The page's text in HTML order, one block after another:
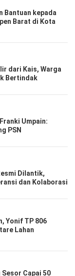
Bantuan kepada
Barat di Kota
dari Kais, Warga
Bertindak
Umpain:
PSN
Dilantik,
dan Kolaborasi
Yonif TP 806
Lahan
Sesor Capai 50